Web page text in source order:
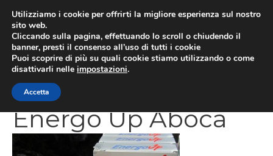
contenuto
Energo Up Aboca
Utilizziamo i cookie per offrirti la migliore esperienza sul nostro
sito web.
Cliccando sulla pagina, effettuando lo scroll o chiudendo il
banner, presti il consenso all’uso di tutti i cookie
Puoi scoprire di più su quali cookie stiamo utilizzando o come
disattivarli nelle impostazioni.
Accetta